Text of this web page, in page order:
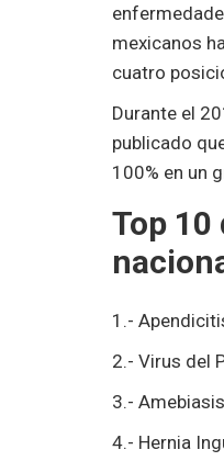
mexicanos
cuatro
Durante el
publicado
100% en un
Top 10
1.-
2.- Virus del
3.- Amebiasis
4.- Hernia